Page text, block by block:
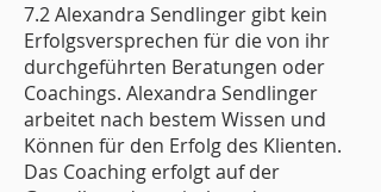
7.2 Alexandra Sendlinger gibt kein
Erfolgsversprechen für die von ihr
durchgeführten Beratungen oder
Coachings. Alexandra Sendlinger
arbeitet nach bestem Wissen und
Können für den Erfolg des Klienten.
Das Coaching erfolgt auf der